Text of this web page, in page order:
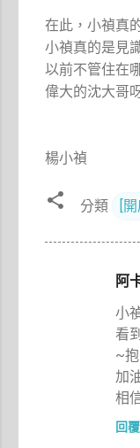
在此，小禎真
小禎真的是見
以前不管住在
偉大的沈大哥
楊小禎
分類 [
阿
小
看
~
加
相
回覆